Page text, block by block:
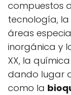
compuestos
tecnología, la
áreas
inorgánica y
XX, la
dando lugar
como la